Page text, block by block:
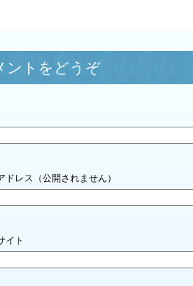
ントをどうぞ
ドレス（公開されません）
イト